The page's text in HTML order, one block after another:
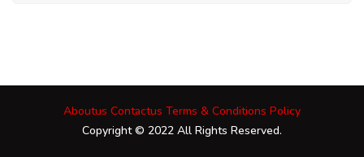
Aboutus Contactus Terms & Conditions Policy
Copyright © 2022 All Rights Reserved.